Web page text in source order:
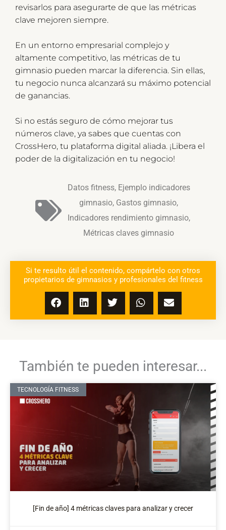
revisarlos para asegurarte de que las métricas
clave mejoren siempre.
En un entorno empresarial complejo y
altamente competitivo, las métricas de tu
gimnasio pueden marcar la diferencia. Sin ellas,
tu negocio nunca alcanzará su máximo potencial
de ganancias.
Si no estás seguro de cómo mejorar tus
números clave, ya sabes que cuentas con
CrossHero, tu plataforma digital aliada. ¡Libera el
poder de la digitalización en tu negocio!
Datos fitness, Ejemplo indicadores
gimnasio, Gastos gimnasio,
Indicadores rendimiento gimnasio,
Métricas claves gimnasio
Si te resulto útil el contenido, compártelo con otros
propietarios de gimnasios y profesionales del fitness
También te pueden interesar...
TECNOLOGÍA FITNESS
[Fin de año] 4 métricas claves para analizar y crecer